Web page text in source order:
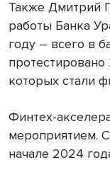
Также Дмитрий
работы Банка
году – всего в
которых стали
Финтех-
мероприятием.
начале 2024